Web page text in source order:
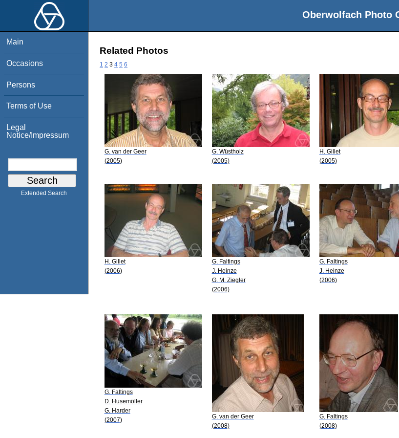
Oberwolfach Photo
Main
Occasions
Persons
Terms of Use
Legal
Notice/Impressum
Extended Search
Related Photos
1 2 3 4 5 6
G. van der Geer
(2005)
G. Wüstholz
(2005)
H. Gillet
(2005)
H. Gillet
(2006)
G. Faltings
J. Heinze
G. M. Ziegler
(2006)
G. Faltings
J. Heinze
(2006)
G. Faltings
D. Husemöller
G. Harder
(2007)
G. van der Geer
(2008)
G. Faltings
(2008)